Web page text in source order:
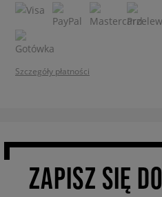
Szczegóły płatności
ZAPISZ SIĘ DO